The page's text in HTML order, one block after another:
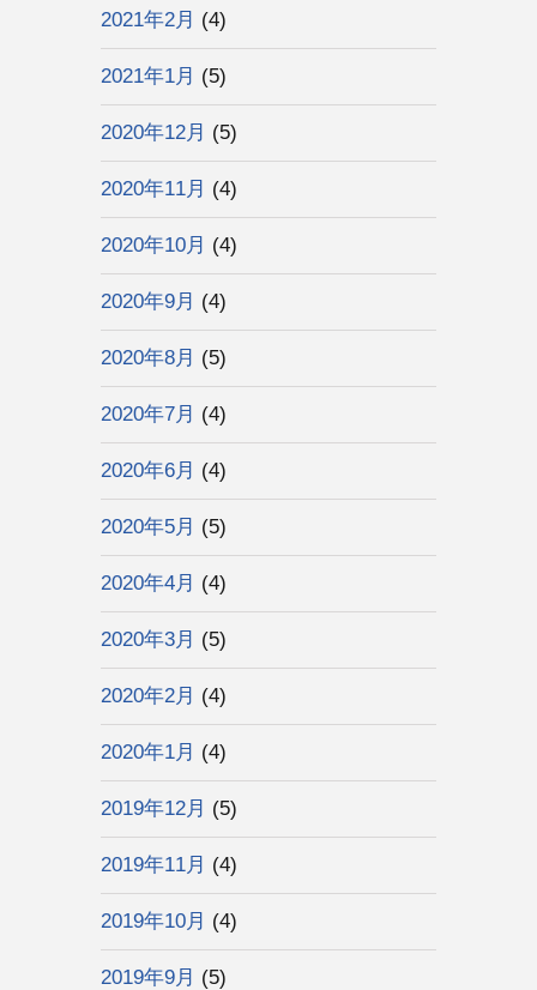
2021年2月 (4)
2021年1月 (5)
2020年12月 (5)
2020年11月 (4)
2020年10月 (4)
2020年9月 (4)
2020年8月 (5)
2020年7月 (4)
2020年6月 (4)
2020年5月 (5)
2020年4月 (4)
2020年3月 (5)
2020年2月 (4)
2020年1月 (4)
2019年12月 (5)
2019年11月 (4)
2019年10月 (4)
2019年9月 (5)